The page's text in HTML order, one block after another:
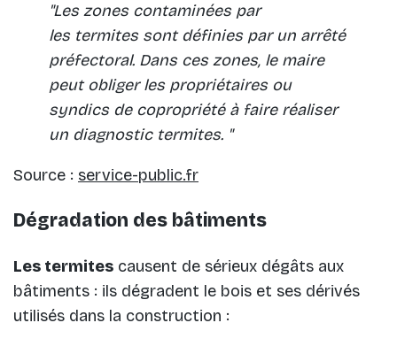
"Les zones contaminées par
les termitessont définies par un arrêté
préfectoral. Dans ces zones, le maire
peut obliger les propriétaires ou
syndics de copropriété à faire réaliser
un diagnostic termites. "
Source : service-public.fr
Dégradation des bâtiments
Les termites causent de sérieux dégâts aux
bâtiments : ils dégradent le bois et ses dérivés
utilisés dans la construction :